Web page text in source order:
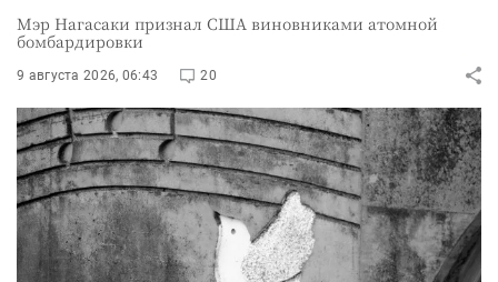
Мэр Нагасаки признал США виновниками атомной
бомбардировки
9 августа 2026, 06:43 20